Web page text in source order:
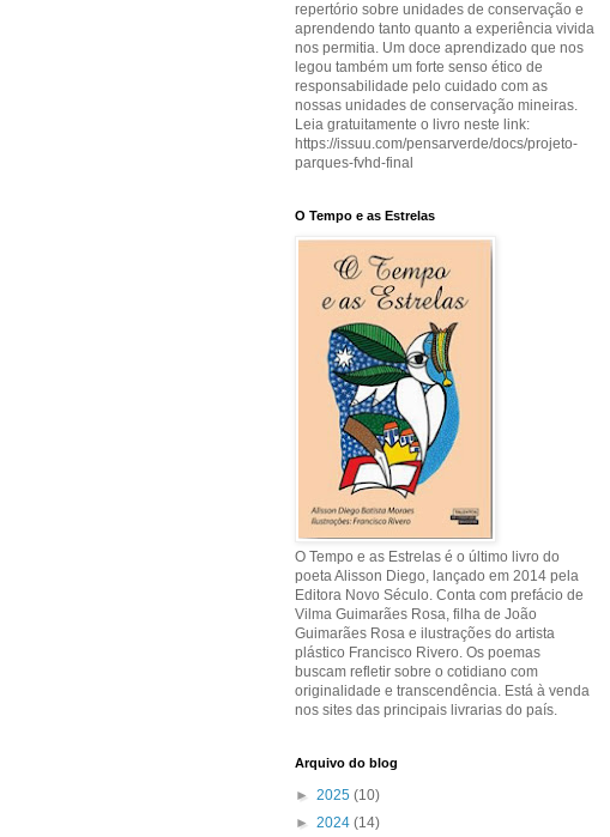
repertório sobre unidades de conservação e
aprendendo tanto quanto a experiência vivida
nos permitia. Um doce aprendizado que nos
legou também um forte senso ético de
responsabilidade pelo cuidado com as
nossas unidades de conservação mineiras.
Leia gratuitamente o livro neste link:
https://issuu.com/pensarverde/docs/projeto-
parques-fvhd-final
O Tempo e as Estrelas
O Tempo e as Estrelas é o último livro do
poeta Alisson Diego, lançado em 2014 pela
Editora Novo Século. Conta com prefácio de
Vilma Guimarães Rosa, filha de João
Guimarães Rosa e ilustrações do artista
plástico Francisco Rivero. Os poemas
buscam refletir sobre o cotidiano com
originalidade e transcendência. Está à venda
nos sites das principais livrarias do país.
Arquivo do blog
► 2025 (10)
► 2024 (14)